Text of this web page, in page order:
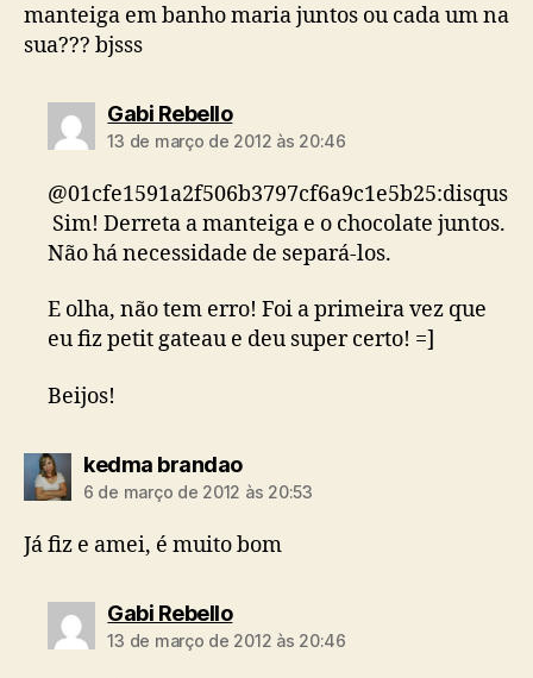
manteiga em banho maria juntos ou cada um na
sua??? bjsss
Gabi Rebellodiz:
13 de março de 2012 às 20:46
@01cfe1591a2f506b3797cf6a9c1e5b25:disqus
Sim! Derreta a manteiga e o chocolate juntos.
Não há necessidade de separá-los.
E olha, não tem erro! Foi a primeira vez que
eu fiz petit gateau e deu super certo! =]
Beijos!
kedma brandaodiz:
6 de março de 2012 às 20:53
Já fiz e amei, é muito bom
Gabi Rebellodiz:
13 de março de 2012 às 20:46